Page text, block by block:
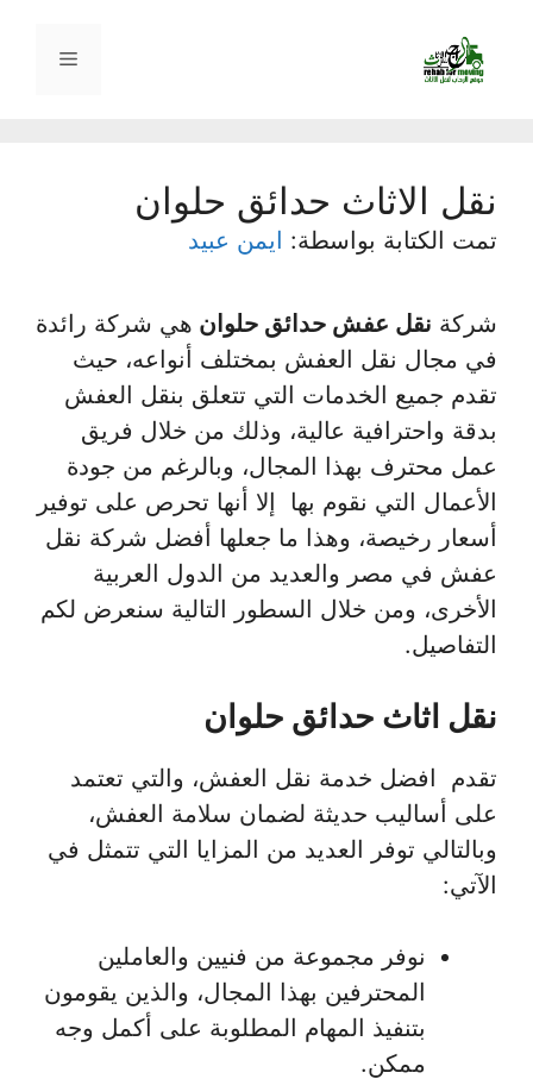
المحتوى
القائمة
نقل الاثاث حدائق حلوان
تمت الكتابة بواسطة: ايمن عبيد
شركة نقل عفش حدائق حلوان هي شركة رائدة
في مجال نقل العفش بمختلف أنواعه، حيث
تقدم جميع الخدمات التي تتعلق بنقل العفش
بدقة واحترافية عالية، وذلك من خلال فريق
عمل محترف بهذا المجال، وبالرغم من جودة
الأعمال التي نقوم بها إلا أنها تحرص على توفير
أسعار رخيصة، وهذا ما جعلها أفضل شركة نقل
عفش في مصر والعديد من الدول العربية
الأخرى، ومن خلال السطور التالية سنعرض لكم
التفاصيل.
نقل اثاث حدائق حلوان
تقدم افضل خدمة نقل العفش، والتي تعتمد
على أساليب حديثة لضمان سلامة العفش،
وبالتالي توفر العديد من المزايا التي تتمثل في
الآتي:
نوفر مجموعة من فنيين والعاملين
المحترفين بهذا المجال، والذين يقومون
بتنفيذ المهام المطلوبة على أكمل وجه
ممكن.